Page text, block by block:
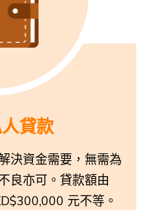
貸款
決資金需要，無需為
良亦可。貸款額由
元不等。